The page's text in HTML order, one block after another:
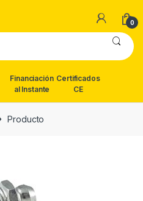
0
Financiación
al Instante
Certificados
CE
Producto